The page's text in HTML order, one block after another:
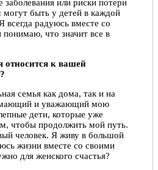
заболевания или риски потери
могут быть у детей в каждой
всегда радуюсь вместе со
что значит все в
к вашей
семья как дома, так и на
и уважающий мою
дети, которые уже
чтобы продолжить мой путь.
человек. Я живу в большой
жизни вместе со своими
для женского счастья?